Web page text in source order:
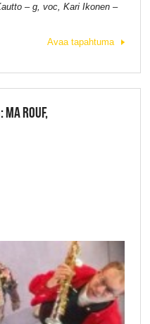
– g, voc, Kari Ikonen –
Avaa tapahtuma
ROUF,